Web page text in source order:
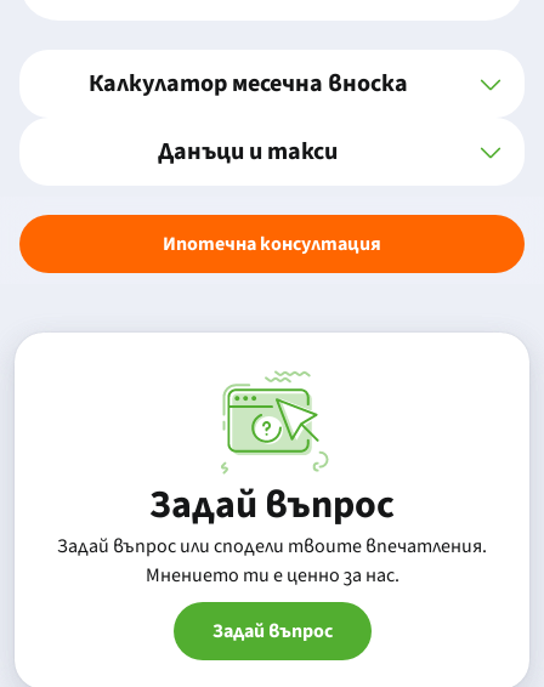
Калкулатор месечна вноска
Данъци и такси
Ипотечна консултация
Задай въпрос
Задай въпрос или сподели твоите впечатления.
Mнението ти е ценно за нас.
Задай въпрос